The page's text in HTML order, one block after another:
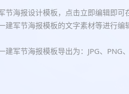
海报设计模板，点击立即编辑即可
建军节海报模板的文字素材等进行
军节海报模板导出为：JPG、PNG